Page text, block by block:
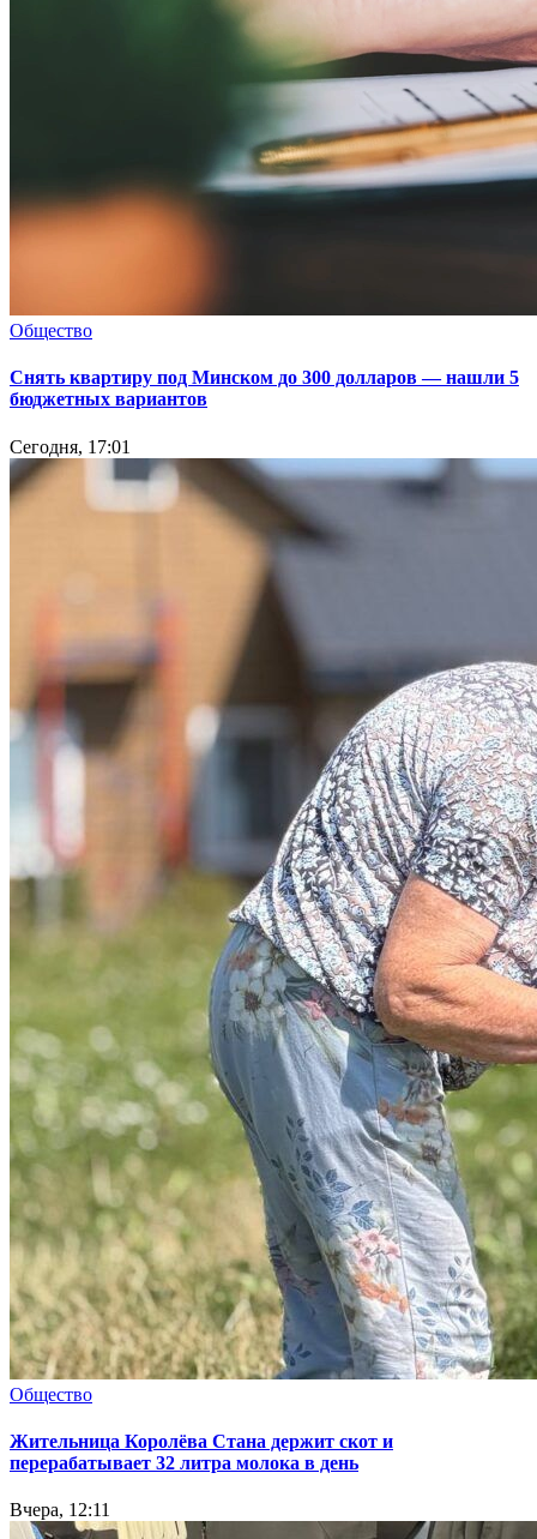
Общество
Снять квартиру под Минском до 300 долларов — нашли 5
бюджетных вариантов
Сегодня, 17:01
Общество
Жительница Королёва Стана держит скот и
перерабатывает 32 литра молока в день
Вчера, 12:11